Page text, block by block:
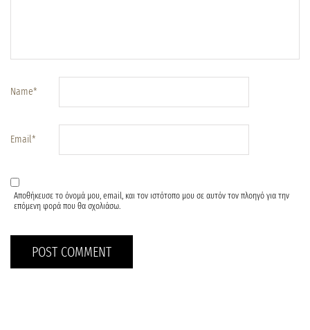
Name*
Email*
Αποθήκευσε το όνομά μου, email, και τον ιστότοπο μου σε αυτόν τον πλοηγό για την
επόμενη φορά που θα σχολιάσω.